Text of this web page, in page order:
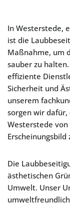
In Westerstede,
ist die
Maßnahme, um
sauber zu
effiziente
Sicherheit und
unserem
sorgen wir dafür,
Westerstede
Erscheinungsbild
Die
ästhetischen
Umwelt. Unser